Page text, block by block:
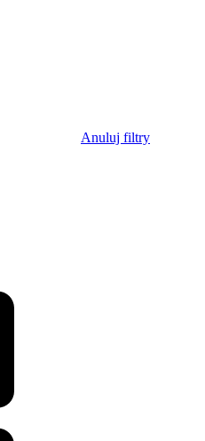
Anuluj filtry